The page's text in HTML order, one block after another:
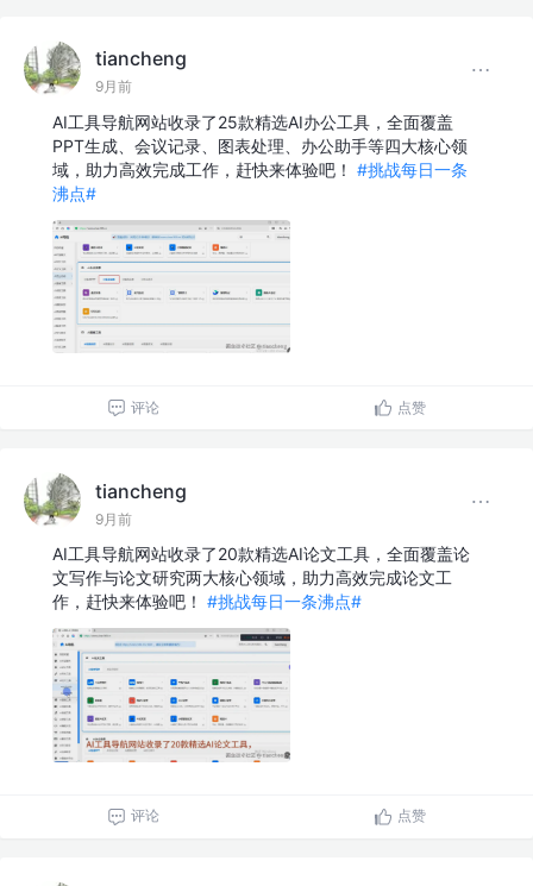
tiancheng
9月前
AI工具导航网站收录了25款精选AI办公工具，全面覆盖
PPT生成、会议记录、图表处理、办公助手等四大核心领
域，助力高效完成工作，赶快来体验吧！ #挑战每日一条
沸点#
评论 点赞
tiancheng
9月前
AI工具导航网站收录了20款精选AI论文工具，全面覆盖论
文写作与论文研究两大核心领域，助力高效完成论文工
作，赶快来体验吧！ #挑战每日一条沸点#
评论 点赞